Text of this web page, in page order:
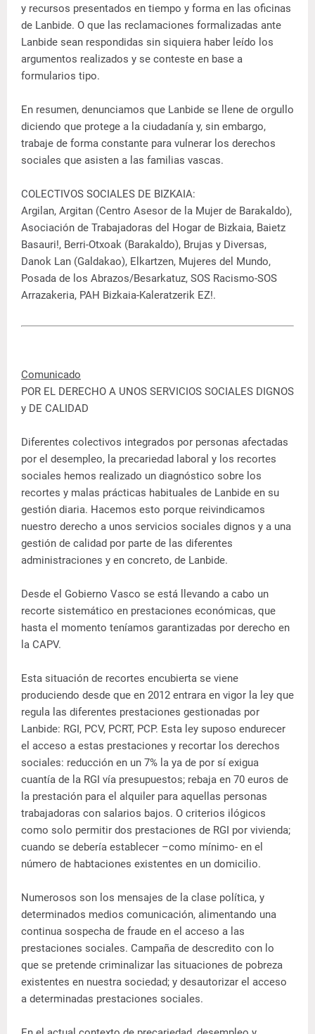
y recursos presentados en tiempo y forma en las oficinas
de Lanbide. O que las reclamaciones formalizadas ante
Lanbide sean respondidas sin siquiera haber leído los
argumentos realizados y se conteste en base a
formularios tipo.
En resumen, denunciamos que Lanbide se llene de orgullo
diciendo que protege a la ciudadanía y, sin embargo,
trabaje de forma constante para vulnerar los derechos
sociales que asisten a las familias vascas.
COLECTIVOS SOCIALES DE BIZKAIA:
Argilan, Argitan (Centro Asesor de la Mujer de Barakaldo),
Asociación de Trabajadoras del Hogar de Bizkaia, Baietz
Basauri!, Berri-Otxoak (Barakaldo), Brujas y Diversas,
Danok Lan (Galdakao), Elkartzen, Mujeres del Mundo,
Posada de los Abrazos/Besarkatuz, SOS Racismo-SOS
Arrazakeria, PAH Bizkaia-Kaleratzerik EZ!.
Comunicado
POR EL DERECHO A UNOS SERVICIOS SOCIALES DIGNOS
y DE CALIDAD
Diferentes colectivos integrados por personas afectadas
por el desempleo, la precariedad laboral y los recortes
sociales hemos realizado un diagnóstico sobre los
recortes y malas prácticas habituales de Lanbide en su
gestión diaria. Hacemos esto porque reivindicamos
nuestro derecho a unos servicios sociales dignos y a una
gestión de calidad por parte de las diferentes
administraciones y en concreto, de Lanbide.
Desde el Gobierno Vasco se está llevando a cabo un
recorte sistemático en prestaciones económicas, que
hasta el momento teníamos garantizadas por derecho en
la CAPV.
Esta situación de recortes encubierta se viene
produciendo desde que en 2012 entrara en vigor la ley que
regula las diferentes prestaciones gestionadas por
Lanbide: RGI, PCV, PCRT, PCP. Esta ley suposo endurecer
el acceso a estas prestaciones y recortar los derechos
sociales: reducción en un 7% la ya de por sí exigua
cuantía de la RGI vía presupuestos; rebaja en 70 euros de
la prestación para el alquiler para aquellas personas
trabajadoras con salarios bajos. O criterios ilógicos
como solo permitir dos prestaciones de RGI por vivienda;
cuando se debería establecer –como mínimo- en el
número de habtaciones existentes en un domicilio.
Numerosos son los mensajes de la clase política, y
determinados medios comunicación, alimentando una
continua sospecha de fraude en el acceso a las
prestaciones sociales. Campaña de descredito con lo
que se pretende criminalizar las situaciones de pobreza
existentes en nuestra sociedad; y desautorizar el acceso
a determinadas prestaciones sociales.